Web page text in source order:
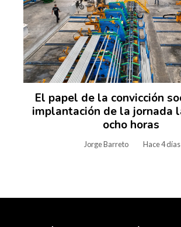
El papel de la convicción
implantación de la jornada
ocho horas
Jorge Barreto Hace 4 días